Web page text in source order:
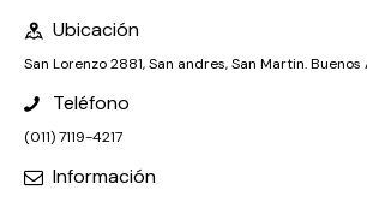
Ubicación
San Lorenzo 2881, San andres, San Martin. Buenos
Teléfono
(011) 7119-4217
Información